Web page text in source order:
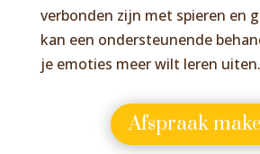
verbonden zijn met spieren en
kan een ondersteunende
je emoties meer wilt leren uiten.
Afspraak